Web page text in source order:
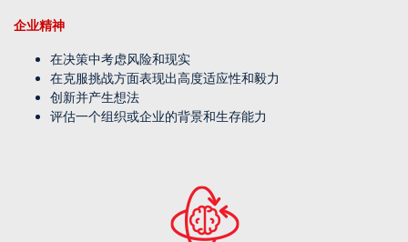
企业精神
在决策中考虑风险和现实
在克服挑战方面表现出高度适应性和毅力
创新并产生想法
评估一个组织或企业的背景和生存能力